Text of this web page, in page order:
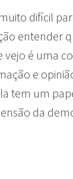
difícil
entender
vejo é uma
e
tem um
da